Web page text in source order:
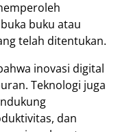
buku atau
telah ditentukan.
inovasi digital
Teknologi juga
dan